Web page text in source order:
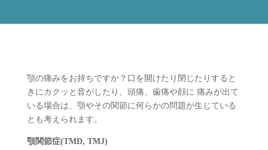
顎の痛みをお持ちですか？口を開けたり閉じたりすると
きにカクッと音がしたり、頭痛、歯痛や顔に 痛みが出て
いる場合は、顎やその関節に何らかの問題が生じている
とも考えられます。
顎関節症(TMD, TMJ)